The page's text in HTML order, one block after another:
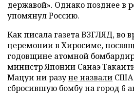
державой». Однако позднее в
упомянул Россию.
Как писала газета ВЗГЛЯД, во
церемонии в Хиросиме,
годовщине атомной
министр Японии Санаэ
Мацуи ни разуне назвали США
сбросившую бомбу на город 6